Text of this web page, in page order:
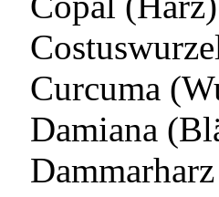
Curcuma
Damiana